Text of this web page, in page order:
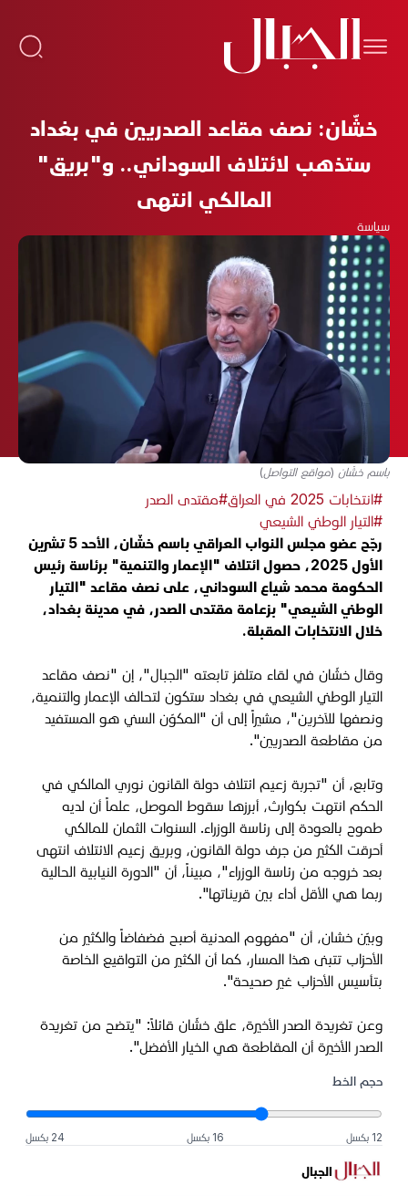
خشّان: نصف مقاعد الصدريين في بغداد
ستذهب لائتلاف السوداني.. و"بريق"
المالكي انتهى
سياسة
باسم خشّان (مواقع التواصل)
#انتخابات 2025 في العراق
#مقتدى الصدر
#التيار الوطني الشيعي
رجّح عضو مجلس النواب العراقي باسم خشّان، الأحد 5 تشرين
الأول 2025، حصول ائتلاف "الإعمار والتنمية" برئاسة رئيس
الحكومة محمد شياع السوداني، على نصف مقاعد "التيار
الوطني الشيعي" بزعامة مقتدى الصدر، في مدينة بغداد،
خلال الانتخابات المقبلة.
وقال خشّان في لقاء متلفز تابعته "الجبال"، إن "نصف مقاعد
التيار الوطني الشيعي في بغداد ستكون لتحالف الإعمار والتنمية،
ونصفها للآخرين"، مشيراً إلى أن "المكوّن السني هو المستفيد
من مقاطعة الصدريين".
وتابع، أن "تجربة زعيم ائتلاف دولة القانون نوري المالكي في
الحكم انتهت بكوارث، أبرزها سقوط الموصل، علماً أن لديه
طموح بالعودة إلى رئاسة الوزراء. السنوات الثمان للمالكي
أحرقت الكثير من جرف دولة القانون، وبريق زعيم الائتلاف انتهى
بعد خروجه من رئاسة الوزراء"، مبيناً، أن "الدورة النيابية الحالية
ربما هي الأقل أداء بين قريناتها".
وبيّن خشان، أن "مفهوم المدنية أصبح فضفاضاً والكثير من
الأحزاب تتبنى هذا المسار، كما أن الكثير من التواقيع الخاصة
بتأسيس الأحزاب غير صحيحة".
وعن تغريدة الصدر الأخيرة، علق خشّان قائلاً: "يتضح من تغريدة
الصدر الأخيرة أن المقاطعة هي الخيار الأفضل".
حجم الخط
12 بكسل 16 بكسل 24 بكسل
الجبال